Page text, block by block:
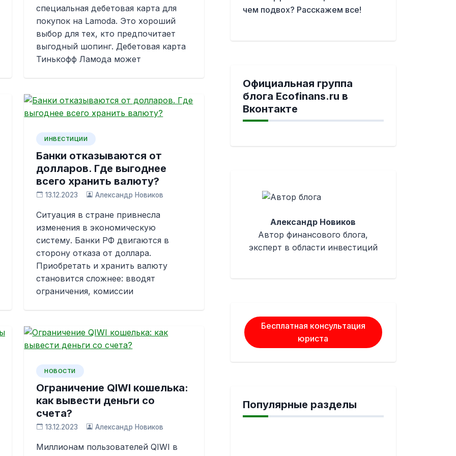
специальная дебетовая карта для
покупок на Lamoda. Это хороший
выбор для тех, кто предпочитает
выгодный шопинг. Дебетовая карта
Тинькофф Ламода может
ИНВЕСТИЦИИ
Банки отказываются от
долларов. Где выгоднее
всего хранить валюту?
13.12.2023 Александр Новиков
Ситуация в стране привнесла
изменения в экономическую
систему. Банки РФ двигаются в
сторону отказа от доллара.
Приобретать и хранить валюту
становится сложнее: вводят
ограничения, комиссии
НОВОСТИ
Ограничение QIWI кошелька:
как вывести деньги со
счета?
13.12.2023 Александр Новиков
Миллионам пользователей QIWI в
чем подвох? Расскажем все!
Официальная группа
блога Ecofinans.ru в
Вконтакте
Александр Новиков
Автор финансового блога,
эксперт в области инвестиций
Бесплатная консультация
юриста
Популярные разделы